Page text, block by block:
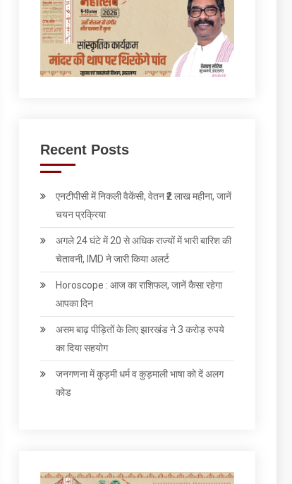
Recent Posts
एनटीपीसी में निकली वैकेंसी, वेतन ₹2 लाख महीना, जानें
चयन प्रक्रिया
अगले 24 घंटे में 20 से अधिक राज्यों में भारी बारिश की
चेतावनी, IMD ने जारी किया अलर्ट
Horoscope : आज का राशिफल, जानें कैसा रहेगा
आपका दिन
असम बाढ़ पीड़ितों के लिए झारखंड ने 3 करोड़ रुपये
का दिया सहयोग
जनगणना में कुड़मी धर्म व कुड़माली भाषा को दें अलग
कोड